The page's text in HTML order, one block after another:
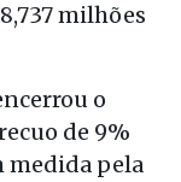
milhões
o
de 9%
medida pela